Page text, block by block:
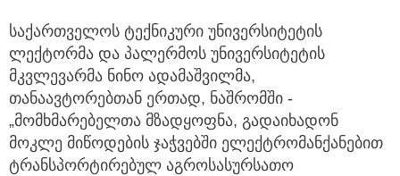
საქართველოს ტექნიკური უნივერსიტეტის
ლექტორმა და პალერმოს უნივერსიტეტის
მკვლევარმა ნინო ადამაშვილმა,
თანაავტორებთან ერთად, ნაშრომში -
„მომხმარებელთა მზადყოფნა, გადაიხადონ
მოკლე მიწოდების ჯაჭვებში ელექტრომანქანებით
ტრანსპორტირებულ აგროსასურსათო